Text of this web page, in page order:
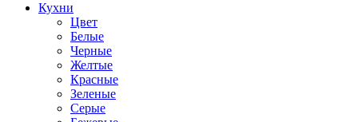
Кухни
Цвет
Белые
Черные
Желтые
Красные
Зеленые
Серые